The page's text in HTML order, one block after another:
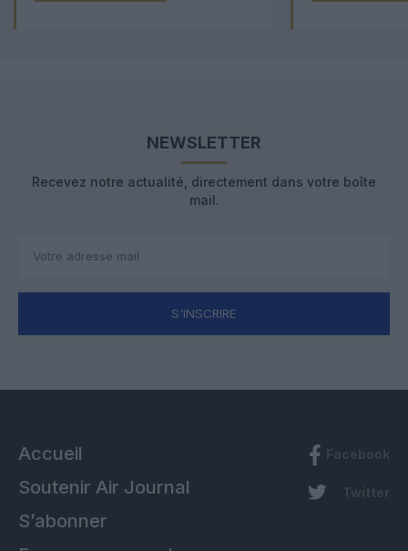
NEWSLETTER
Recevez notre actualité, directement dans votre boîte
mail.
S'INSCRIRE
Accueil
Soutenir Air Journal
S’abonner